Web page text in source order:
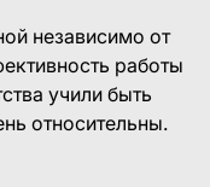
независимо от
работы
учили быть
относительны.